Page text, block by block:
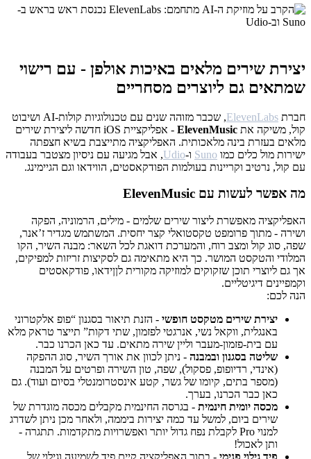
יצירת שירים מלאים באיכות אולפן - עם רישוי
שמתאים גם ליוצרים מסחריים
חברת ElevenLabs
, שכבר מזוהה שנים עם טכנולוגיות קולות-AI ושיבוט
קול, משיקה את ElevenMusic
- אפליקציית iOS חדשה ליצירת שירים
מלאים בעזרת בינה מלאכותית. האפליקציה מתייצבת בשיא חצפתה
ישירות מול כלים כמו Suno ו-Udio, אבל מגיעה עם ניסיון מצטבר בעבודה
עם קול, נרטיב וקריינות בעולמות הפודקאסטים, הווידאו וגם הגיימינג.
מה אפשר לעשות עם ElevenMusic
האפליקציה מאפשרת ליצור שירים שלמים - מילים, הרמוניה, הפקה
ושירה - מתוך פרומפט טקסטואלי קצר יחסית. המשתמש מגדיר ז’אנר,
שפה, סוג קול ומצב רוח, והמערכת דואגת לכל השאר: מבנה השיר, הקו
המלודי והטקסט המושר. כך היא מתאימה גם לסקיצות זריזות למפיקים,
אך גם ליוצרי תוכן שזקוקים למוזיקה מקורית לןןידאו, פודקאסטים
וקמפיינים דיגיטליים.
הנה לכם:
יצירת שירים מטקסט חופשי - הזנת תיאור בסגנון “פופ אלקטרוני
באנגלית, ווקאל נשי, אנרגטי לפזמון, שתי דקות” תייצר טראק מלא
עם בית-פזמון-מעבר וליין שירה מתאים. עד כאן הכרנו כבר.
שליטה בסגנון ובמבנה - ניתן לכוון את אורך השיר, סוג ההפקה
(אינדי, רדיופופ, פסקול), שפה, טון השירה ופרטים על המבנה
(מספר בתים, קיומו של גשר, קטע אינסטרומנטלי בסיום ועוד). גם
כאן כבר הכרנו, בערך.
מכסה יומית חינמית - בגרסה החינמית מקבלים מכסה מוגדרת של
שירים ביום, למשל עד כמה יצירות ביממה, ולאחר מכן ניתן לשדרג
למנוי Pro לקבלת נפח גדול יותר ואפשרויות מתקדמות. תתגרה -
ותן לאכול!